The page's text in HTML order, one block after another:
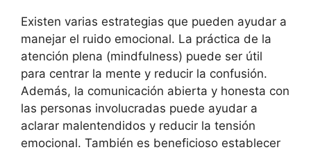
Existen varias estrategias que pueden ayudar a
manejar el ruido emocional. La práctica de la
atención plena (mindfulness) puede ser útil
para centrar la mente y reducir la confusión.
Además, la comunicación abierta y honesta con
las personas involucradas puede ayudar a
aclarar malentendidos y reducir la tensión
emocional. También es beneficioso establecer